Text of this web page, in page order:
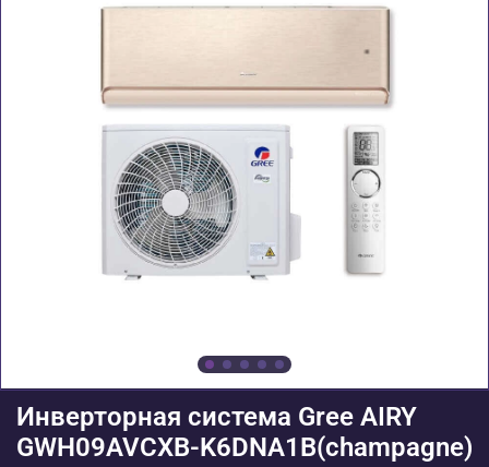
Инверторная система Gree AIRY
GWH09AVCXB-K6DNA1B(champagne)